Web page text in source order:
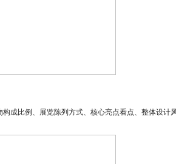
比例、展览陈列方式、核心亮点看点、整体设计